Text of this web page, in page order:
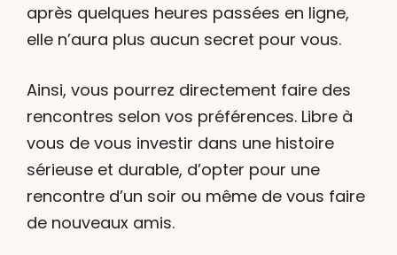
après quelques heures passées en ligne,
elle n’aura plus aucun secret pour vous.
Ainsi, vous pourrez directement faire des
rencontres selon vos préférences. Libre à
vous de vous investir dans une histoire
sérieuse et durable, d’opter pour une
rencontre d’un soir ou même de vous faire
de nouveaux amis.